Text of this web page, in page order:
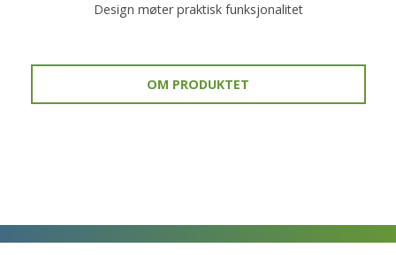
Design møter praktisk funksjonalitet
OM PRODUKTET